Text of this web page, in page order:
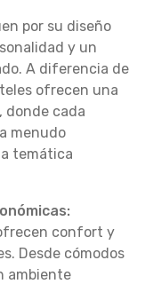
por su diseño
y un
A diferencia de
ofrecen una
donde cada
menudo
temática
confort y
Desde cómodos
ambiente